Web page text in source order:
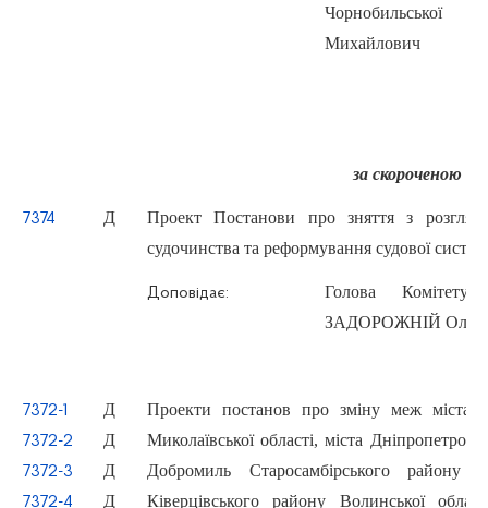
Чорнобильської
Михайлович
за скороченою
7374 Д
Проект Постанови про зняття з
судочинства та реформування судової
Доповідає:
Голова
ЗАДОРОЖНІЙ
7372-1
7372-2
7372-3
7372-4
Д
Д
Д
Д
Проекти постанов про зміну меж міста
Миколаївської області, міста
Добромиль Старосамбірського району
Ківерцівського району Волинської